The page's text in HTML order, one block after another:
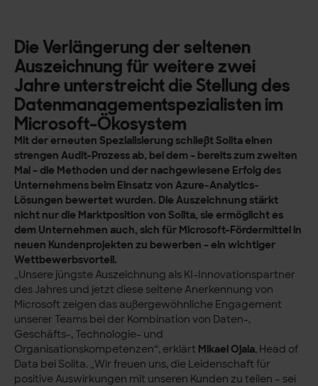
Die Verlängerung der seltenen
Auszeichnung für weitere zwei
Jahre unterstreicht die Stellung des
Datenmanagementspezialisten im
Microsoft-Ökosystem
Mit der erneuten Spezialisierung schließt Solita einen
strengen Audit-Prozess ab, bei dem – bereits zum zweiten
Mal – die Methoden und der nachgewiesene Erfolg des
Unternehmens beim Einsatz von Azure-Analytics-
Lösungen bewertet wurden. Die Auszeichnung stärkt
nicht nur die Marktposition von Solita, sie ermöglicht es
dem Unternehmen auch, sich für Microsoft-Fördermittel in
neuen Kundenprojekten zu bewerben – ein wichtiger
Wettbewerbsvorteil.
„Unsere jüngste Auszeichnung als KI-Innovationspartner
des Jahres und jetzt diese seltene Anerkennung von
Microsoft zeigen das außergewöhnliche Engagement
unserer Teams bei der Kombination von Daten-,
Geschäfts-, Technologie- und
Organisationskompetenzen“, erklärt Mikael Ojala, Head of
Data bei Solita. „Wir freuen uns, die Leidenschaft für
positive Auswirkungen mit unseren Kunden zu teilen – sei